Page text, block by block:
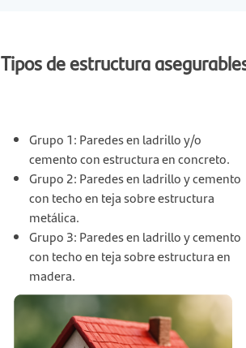
Tipos de estructura
Grupo 1: Paredes en ladrillo y/o
cemento con estructura en concreto.
Grupo 2: Paredes en ladrillo y cemento
con techo en teja sobre estructura
metálica.
Grupo 3: Paredes en ladrillo y cemento
con techo en teja sobre estructura en
madera.